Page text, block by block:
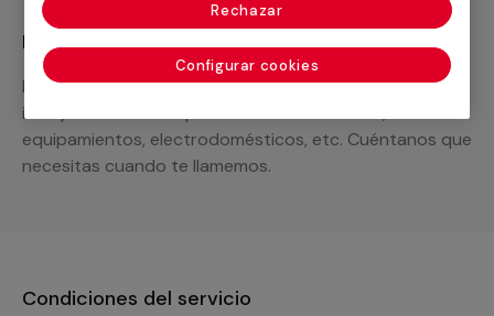
Recuerda que en MULTIMAP
Podemos ofrecer cualquier servicio a medida
incluyendo todo lo que necesites: materiales,
equipamientos, electrodomésticos, etc. Cuéntanos que
necesitas cuando te llamemos.
Condiciones del servicio
Configurar cookies
Rechazar